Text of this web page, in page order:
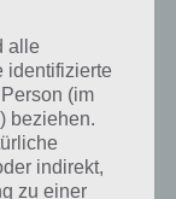
bis 31.
alle
identifizierte
(im
beziehen.
indirekt,
zu einer